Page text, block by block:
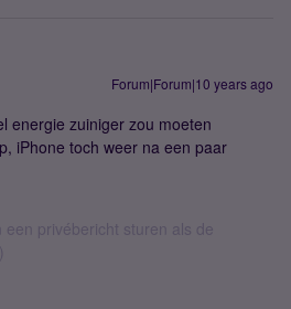
Forum|Forum|10 years ago
energie zuiniger zou moeten
iPhone toch weer na een paar
privébericht sturen als de